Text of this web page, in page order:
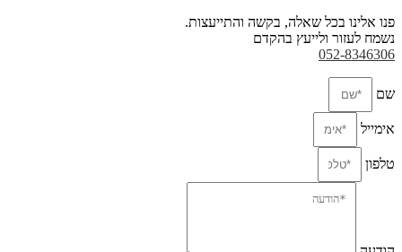
פנו אלינו בכל שאלה, בקשה והתייעצות.
נשמח לעזור ולייעץ בהקדם
052-8346306
שם
אימייל
טלפון